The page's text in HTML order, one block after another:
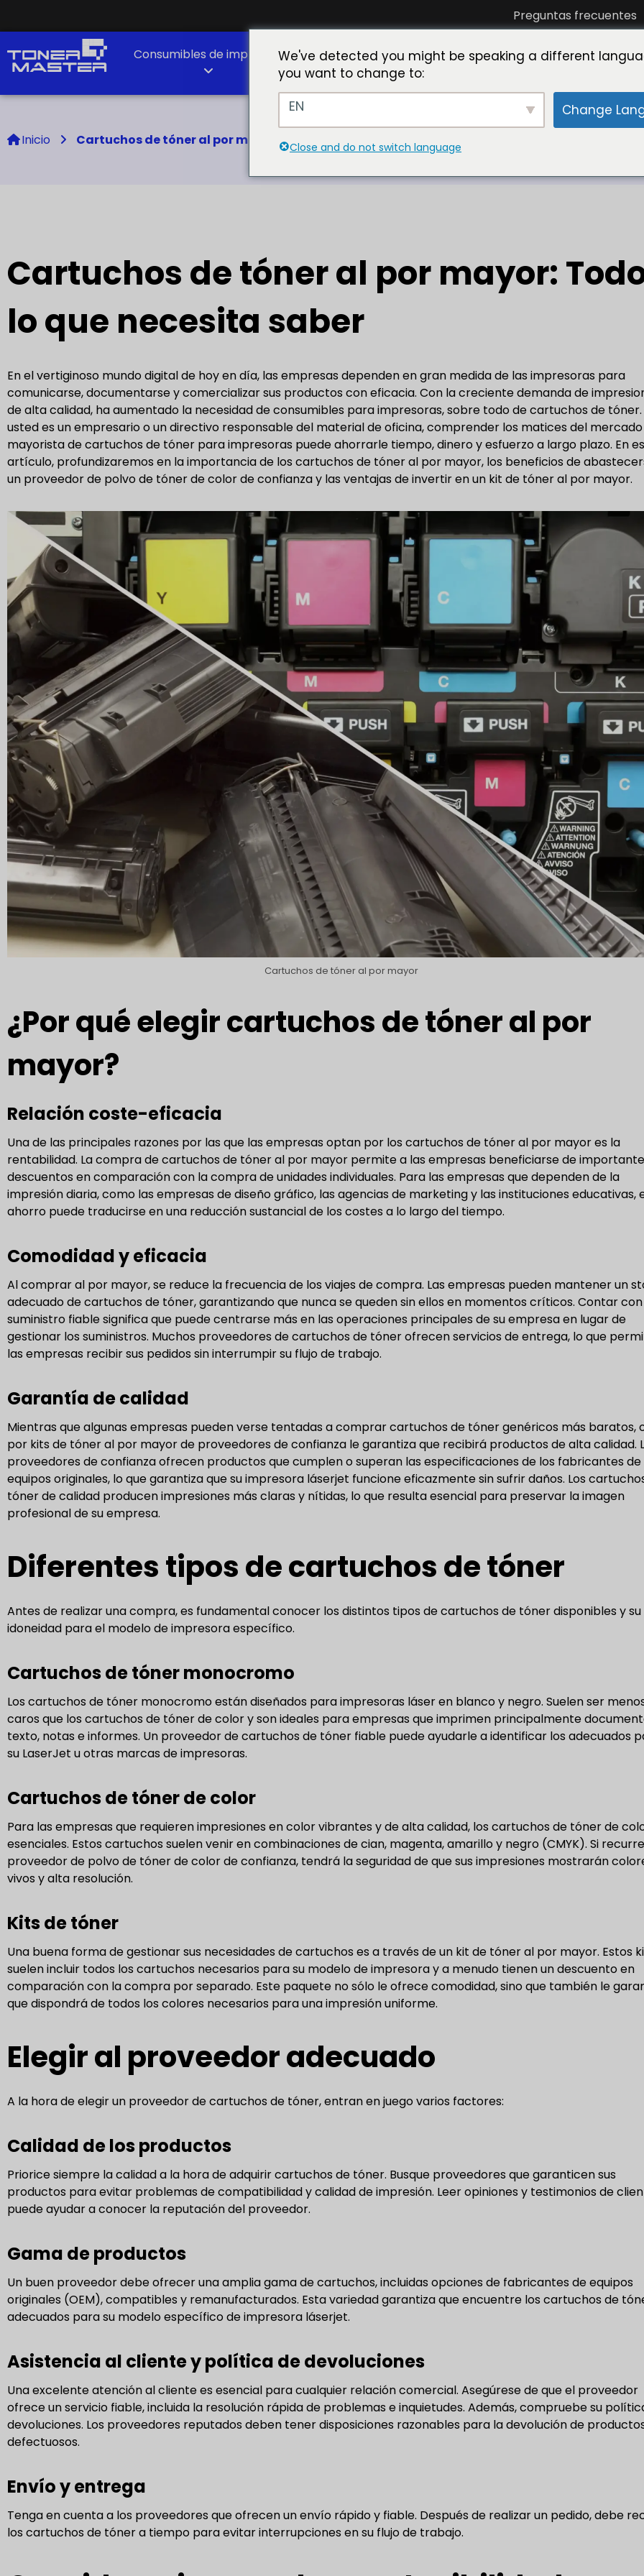
Preguntas frecuentes
Consumibles de impresión Asóciese con nosotros Conozca a Toner Master
Inicio Cartuchos de tóner al por mayor: Todo lo que necesita saber
Cartuchos de tóner al por mayor:
lo que necesita saber
En el vertiginoso mundo digital de hoy en día, las empresas dependen en gran medida de las impresoras para
comunicarse, documentarse y comercializar sus productos con eficacia. Con la creciente demanda de
de alta calidad, ha aumentado la necesidad de consumibles para impresoras, sobre todo de cartuchos de tóner.
usted es un empresario o un directivo responsable del material de oficina, comprender los matices del mercado
mayorista de cartuchos de tóner para impresoras puede ahorrarle tiempo, dinero y esfuerzo a largo plazo. En
artículo, profundizaremos en la importancia de los cartuchos de tóner al por mayor, los beneficios de
un proveedor de polvo de tóner de color de confianza y las ventajas de invertir en un kit de tóner al por mayor.
Cartuchos de tóner al por mayor
¿Por qué elegir cartuchos de tóner al por
mayor?
Relación coste-eficacia
Una de las principales razones por las que las empresas optan por los cartuchos de tóner al por mayor es la
rentabilidad. La compra de cartuchos de tóner al por mayor permite a las empresas beneficiarse de
descuentos en comparación con la compra de unidades individuales. Para las empresas que dependen de la
impresión diaria, como las empresas de diseño gráfico, las agencias de marketing y las instituciones educativas,
ahorro puede traducirse en una reducción sustancial de los costes a lo largo del tiempo.
Comodidad y eficacia
Al comprar al por mayor, se reduce la frecuencia de los viajes de compra. Las empresas pueden mantener un
adecuado de cartuchos de tóner, garantizando que nunca se queden sin ellos en momentos críticos. Contar
suministro fiable significa que puede centrarse más en las operaciones principales de su empresa en lugar de
gestionar los suministros. Muchos proveedores de cartuchos de tóner ofrecen servicios de entrega, lo que
las empresas recibir sus pedidos sin interrumpir su flujo de trabajo.
Garantía de calidad
Mientras que algunas empresas pueden verse tentadas a comprar cartuchos de tóner genéricos más baratos,
por kits de tóner al por mayor de proveedores de confianza le garantiza que recibirá productos de alta calidad.
proveedores de confianza ofrecen productos que cumplen o superan las especificaciones de los fabricantes de
equipos originales, lo que garantiza que su impresora láserjet funcione eficazmente sin sufrir daños. Los
tóner de calidad producen impresiones más claras y nítidas, lo que resulta esencial para preservar la imagen
profesional de su empresa.
Diferentes tipos de cartuchos de tóner
Antes de realizar una compra, es fundamental conocer los distintos tipos de cartuchos de tóner disponibles y su
idoneidad para el modelo de impresora específico.
Cartuchos de tóner monocromo
Los cartuchos de tóner monocromo están diseñados para impresoras láser en blanco y negro. Suelen ser
caros que los cartuchos de tóner de color y son ideales para empresas que imprimen principalmente
texto, notas e informes. Un proveedor de cartuchos de tóner fiable puede ayudarle a identificar los adecuados
su LaserJet u otras marcas de impresoras.
Cartuchos de tóner de color
Para las empresas que requieren impresiones en color vibrantes y de alta calidad, los cartuchos de tóner de
esenciales. Estos cartuchos suelen venir en combinaciones de cian, magenta, amarillo y negro (CMYK). Si
proveedor de polvo de tóner de color de confianza, tendrá la seguridad de que sus impresiones mostrarán
vivos y alta resolución.
Kits de tóner
Una buena forma de gestionar sus necesidades de cartuchos es a través de un kit de tóner al por mayor. Estos
suelen incluir todos los cartuchos necesarios para su modelo de impresora y a menudo tienen un descuento en
comparación con la compra por separado. Este paquete no sólo le ofrece comodidad, sino que también le
que dispondrá de todos los colores necesarios para una impresión uniforme.
Elegir al proveedor adecuado
A la hora de elegir un proveedor de cartuchos de tóner, entran en juego varios factores:
Calidad de los productos
Priorice siempre la calidad a la hora de adquirir cartuchos de tóner. Busque proveedores que garanticen sus
productos para evitar problemas de compatibilidad y calidad de impresión. Leer opiniones y testimonios de
puede ayudar a conocer la reputación del proveedor.
Gama de productos
Un buen proveedor debe ofrecer una amplia gama de cartuchos, incluidas opciones de fabricantes de equipos
originales (OEM), compatibles y remanufacturados. Esta variedad garantiza que encuentre los cartuchos de
adecuados para su modelo específico de impresora láserjet.
Asistencia al cliente y política de devoluciones
Una excelente atención al cliente es esencial para cualquier relación comercial. Asegúrese de que el proveedor
ofrece un servicio fiable, incluida la resolución rápida de problemas e inquietudes. Además, compruebe su
devoluciones. Los proveedores reputados deben tener disposiciones razonables para la devolución de
defectuosos.
Envío y entrega
Tenga en cuenta a los proveedores que ofrecen un envío rápido y fiable. Después de realizar un pedido, debe
los cartuchos de tóner a tiempo para evitar interrupciones en su flujo de trabajo.
We've detected you might be speaking a different
you want to change to:
EN Change
Close and do not switch language